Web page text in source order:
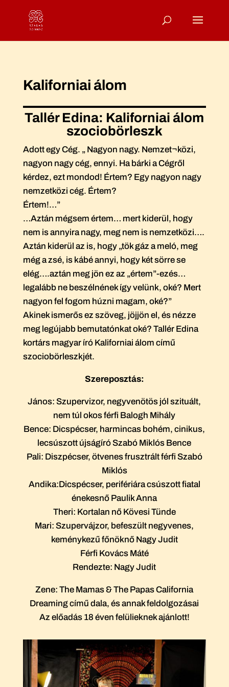
Kaliforniai álom
Tallér Edina: Kaliforniai álom
szociobörleszk
Adott egy Cég. „ Nagyon nagy. Nemzet¬közi,
nagyon nagy cég, ennyi. Ha bárki a Cégről
kérdez, ezt mondod! Értem? Egy nagyon nagy
nemzetközi cég. Értem?
Értem!…”
…Aztán mégsem értem… mert kiderül, hogy
nem is annyira nagy, meg nem is nemzetközi….
Aztán kiderül az is, hogy „tök gáz a meló, meg
még a zsé, is kábé annyi, hogy két sörre se
elég….aztán meg jön ez az „értem”-ezés…
legalább ne beszélnének így velünk, oké? Mert
nagyon fel fogom húzni magam, oké?”
Akinek ismerős ez szöveg, jöjjön el, és nézze
meg legújabb bemutatónkat oké? Tallér Edina
kortárs magyar író Kaliforniai álom című
szociobörleszkjét.
Szereposztás:
János: Szupervizor, negyvenötös jól szituált,
nem túl okos férfi Balogh Mihály
Bence: Dicspécser, harmincas bohém, cinikus,
lecsúszott újságíró Szabó Miklós Bence
Pali: Diszpécser, ötvenes frusztrált férfi Szabó
Miklós
Andika:Dicspécser, perifériára csúszott fiatal
énekesnő Paulik Anna
Theri: Kortalan nő Kövesi Tünde
Mari: Szupervájzor, befeszült negyvenes,
keménykezű főnöknő Nagy Judit
Férfi Kovács Máté
Rendezte: Nagy Judit
Zene: The Mamas & The Papas California
Dreaming című dala, és annak feldolgozásai
Az előadás 18 éven felülieknek ajánlott!